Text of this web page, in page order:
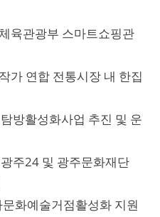
육관광부 스마트쇼핑관
가 연합 전통시장 내 한집
방활성화사업 추진 및 운
주24 및 광주문화재단
화예술거점활성화 지원